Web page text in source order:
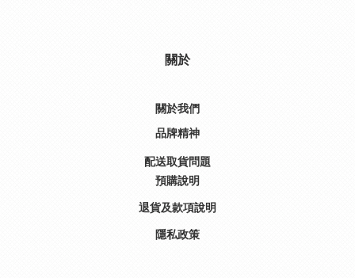
關於
關於我們
品牌精神
配送取貨問題
預購說明
退貨及款項說明
隱私政策